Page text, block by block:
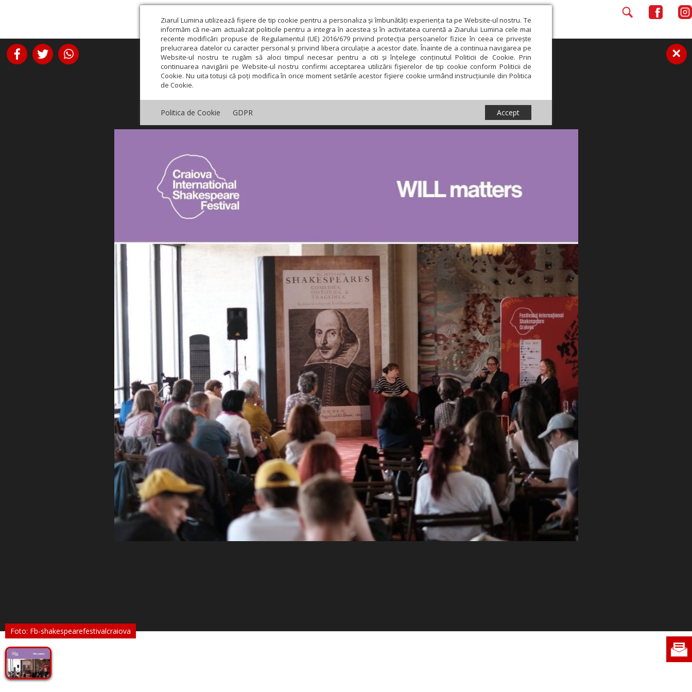
Ziarul Lumina utilizează fişiere de tip cookie pentru a personaliza și îmbunătăți experiența ta pe Website-ul nostru. Te
informăm că ne-am actualizat politicile pentru a integra în acestea și în activitatea curentă a Ziarului Lumina cele mai
recente modificări propuse de Regulamentul (UE) 2016/679 privind protecția persoanelor fizice în ceea ce privește
prelucrarea datelor cu caracter personal și privind libera circulație a acestor date. Înainte de a continua navigarea pe
Website-ul nostru te rugăm să aloci timpul necesar pentru a citi și înțelege conținutul Politicii de Cookie. Prin
continuarea navigării pe Website-ul nostru confirmi acceptarea utilizării fişierelor de tip cookie conform Politicii de
Cookie. Nu uita totuși că poți modifica în orice moment setările acestor fişiere cookie urmând instrucțiunile din Politica
de Cookie.
Politica de Cookie GDPR Accept
×
Foto: Fb-shakespearefestivalcraiova